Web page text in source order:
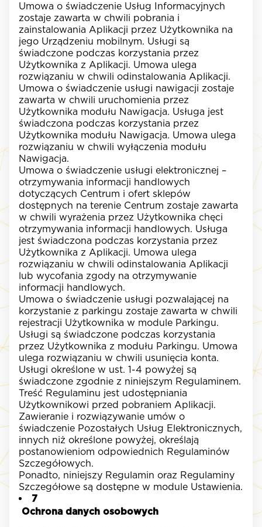
Umowa o świadczenie Usług Informacyjnych
zostaje zawarta w chwili pobrania i
zainstalowania Aplikacji przez Użytkownika na
jego Urządzeniu mobilnym. Usługi są
świadczone podczas korzystania przez
Użytkownika z Aplikacji. Umowa ulega
rozwiązaniu w chwili odinstalowania Aplikacji.
Umowa o świadczenie usługi nawigacji zostaje
zawarta w chwili uruchomienia przez
Użytkownika modułu Nawigacja. Usługa jest
świadczona podczas korzystania przez
Użytkownika modułu Nawigacja. Umowa ulega
rozwiązaniu w chwili wyłączenia modułu
Nawigacja.
Umowa o świadczenie usługi elektronicznej –
otrzymywania informacji handlowych
dotyczących Centrum i ofert sklepów
dostępnych na terenie Centrum zostaje zawarta
w chwili wyrażenia przez Użytkownika chęci
otrzymywania informacji handlowych. Usługa
jest świadczona podczas korzystania przez
Użytkownika z Aplikacji. Umowa ulega
rozwiązaniu w chwili odinstalowania Aplikacji
lub wycofania zgody na otrzymywanie
informacji handlowych.
Umowa o świadczenie usługi pozwalającej na
korzystanie z parkingu zostaje zawarta w chwili
rejestracji Użytkownika w module Parkingu.
Usługi są świadczone podczas korzystania
przez Użytkownika z modułu Parkingu. Umowa
ulega rozwiązaniu w chwili usunięcia konta.
Usługi określone w ust. 1-4 powyżej są
świadczone zgodnie z niniejszym Regulaminem.
Treść Regulaminu jest udostępniania
Użytkownikowi przed pobraniem Aplikacji.
Zawieranie i rozwiązywanie umów o
świadczenie Pozostałych Usług Elektronicznych,
innych niż określone powyżej, określają
postanowieniom odpowiednich Regulaminów
Szczegółowych.
Ponadto, niniejszy Regulamin oraz Regulaminy
Szczegółowe są dostępne w module Ustawienia.
7
Ochrona danych osobowych